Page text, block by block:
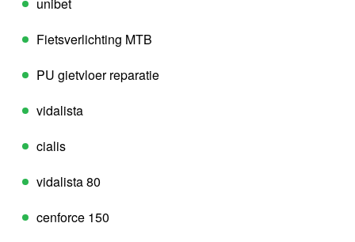
Fietsverlichting MTB
PU gietvloer reparatie
vidalista
cialis
vidalista 80
cenforce 150